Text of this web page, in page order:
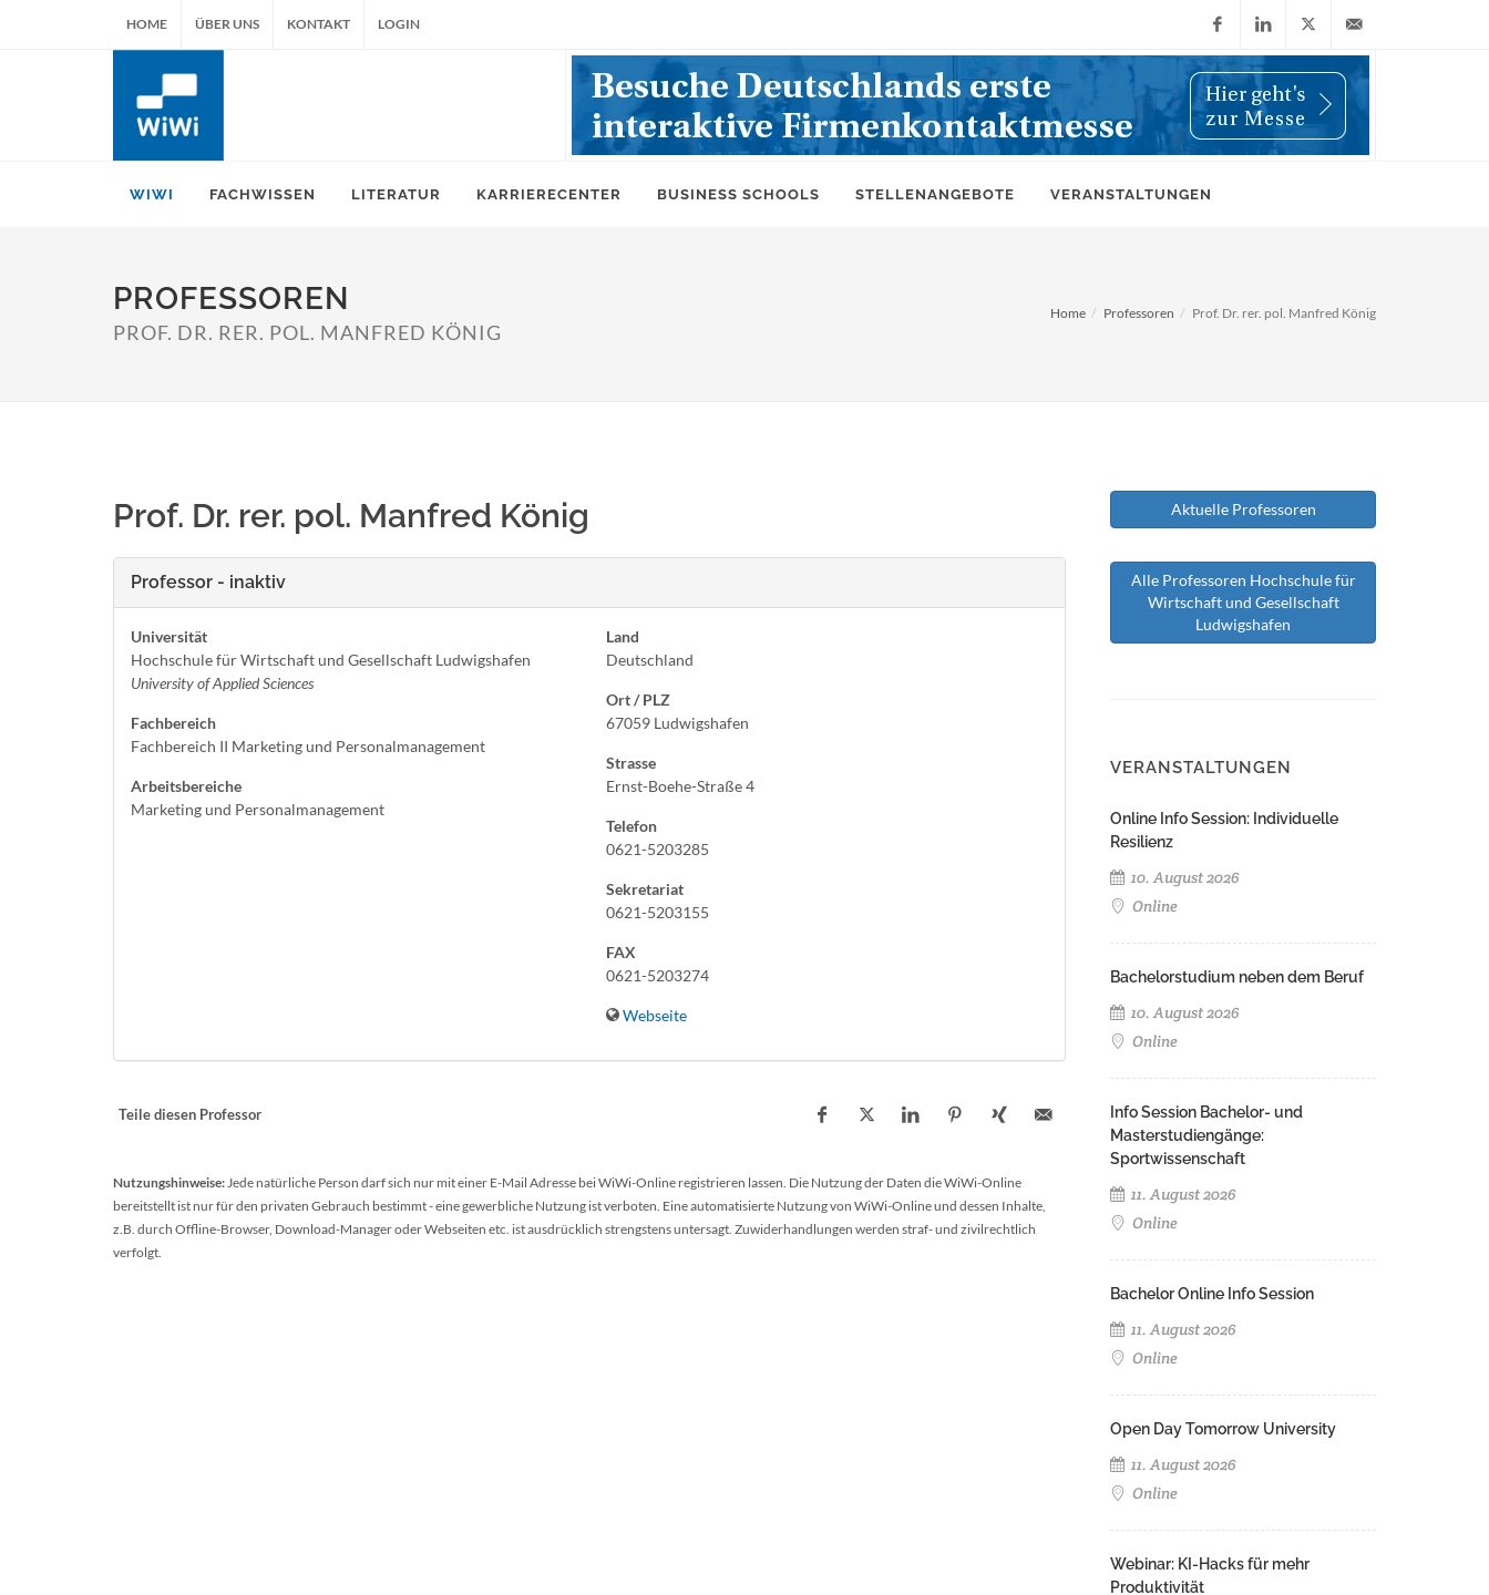
HOME ÜBER UNS KONTAKT LOGIN
FacebookLinkedIn
X
(Twitter)
info@wiwi-
WIWI FACHWISSEN LITERATUR KARRIERECENTER BUSINESS SCHOOLS STELLENANGEBOTE VERANSTALTUNGEN
PROFESSOREN
PROF. DR. RER. POL. MANFRED KÖNIG
Home Professoren Prof. Dr. rer. pol. Manfred König
Prof. Dr. rer. pol. Manfred König
Professor - inaktiv
Universität
Hochschule für Wirtschaft und Gesellschaft Ludwigshafen
University of Applied Sciences
Fachbereich
Fachbereich II Marketing und Personalmanagement
Arbeitsbereiche
Marketing und Personalmanagement
Land
Deutschland
Ort / PLZ
67059 Ludwigshafen
Strasse
Ernst-Boehe-Straße 4
Telefon
0621-5203285
Sekretariat
0621-5203155
FAX
0621-5203274
Webseite
Teile diesen Professor
Nutzungshinweise:Jede natürliche Person darf sich nur mit einer E-Mail Adresse bei WiWi-Online registrieren lassen. Die Nutzung der Daten die WiWi-Online
bereitstellt ist nur für den privaten Gebrauch bestimmt - eine gewerbliche Nutzung ist verboten. Eine automatisierte Nutzung von WiWi-Online und dessen Inhalte,
z.B. durch Offline-Browser, Download-Manager oder Webseiten etc. ist ausdrücklich strengstens untersagt. Zuwiderhandlungen werden straf- und zivilrechtlich
verfolgt.
Aktuelle Professoren
Alle Professoren Hochschule für
Wirtschaft und Gesellschaft
Ludwigshafen
VERANSTALTUNGEN
Online Info Session: Individuelle
Resilienz
10. August 2026
Online
Bachelorstudium neben dem Beruf
10. August 2026
Online
Info Session Bachelor- und
Masterstudiengänge:
Sportwissenschaft
11. August 2026
Online
Bachelor Online Info Session
11. August 2026
Online
Open Day Tomorrow University
11. August 2026
Online
Webinar: KI-Hacks für mehr
Produktivität